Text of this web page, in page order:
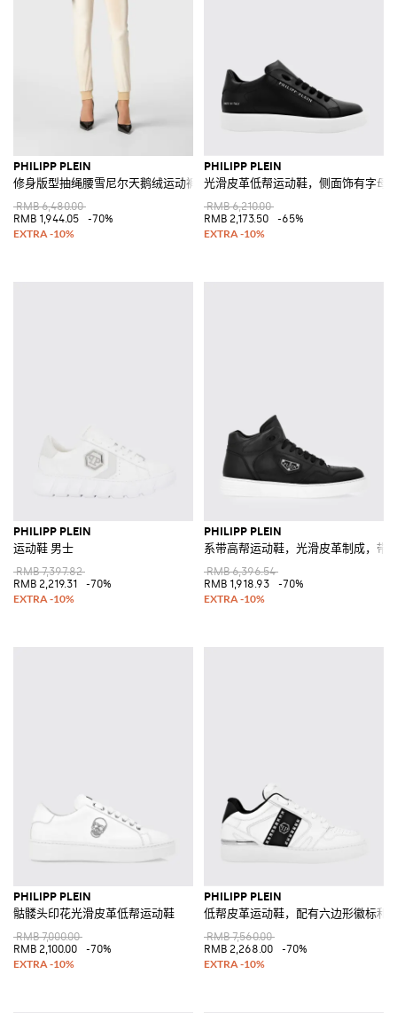
PHILIPP PLEIN
修身版型抽绳腰雪尼尔天鹅绒运动裤
RMB 6,480.00
RMB 1,944.05
-70%
PHILIPP PLEIN
光滑皮革低帮运动鞋，侧面饰有字母
RMB 6,210.00
RMB 2,173.50
-65%
PHILIPP PLEIN
运动鞋 男士
RMB 7,397.82
RMB 2,219.31
-70%
PHILIPP PLEIN
系带高帮运动鞋，光滑皮革制成，带
RMB 6,396.54
RMB 1,918.93
-70%
PHILIPP PLEIN
骷髅头印花光滑皮革低帮运动鞋
RMB 7,000.00
RMB 2,100.00
-70%
PHILIPP PLEIN
低帮皮革运动鞋，配有六边形徽标和
RMB 7,560.00
RMB 2,268.00
-70%